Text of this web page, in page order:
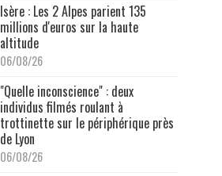
Isère : Les 2 Alpes parient 135
millions d'euros sur la haute
altitude
06/08/26
"Quelle inconscience" : deux
individus filmés roulant à
trottinette sur le périphérique près
de Lyon
06/08/26